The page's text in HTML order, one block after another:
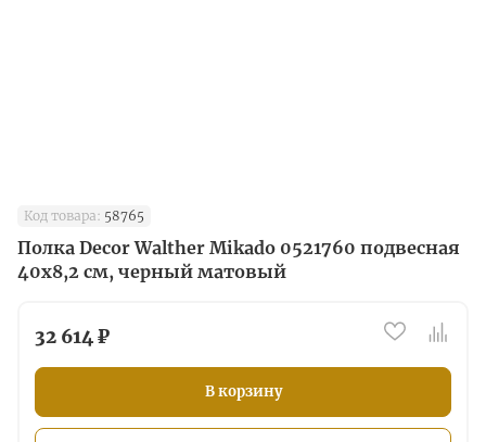
Код товара: 58765
Полка Decor Walther Mikado 0521760 подвесная
40x8,2 см, черный матовый
32 614 ₽
В корзину